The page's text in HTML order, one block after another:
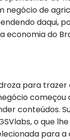
negócio de
daqui,
economia do
para
conteúdos.
o que
para